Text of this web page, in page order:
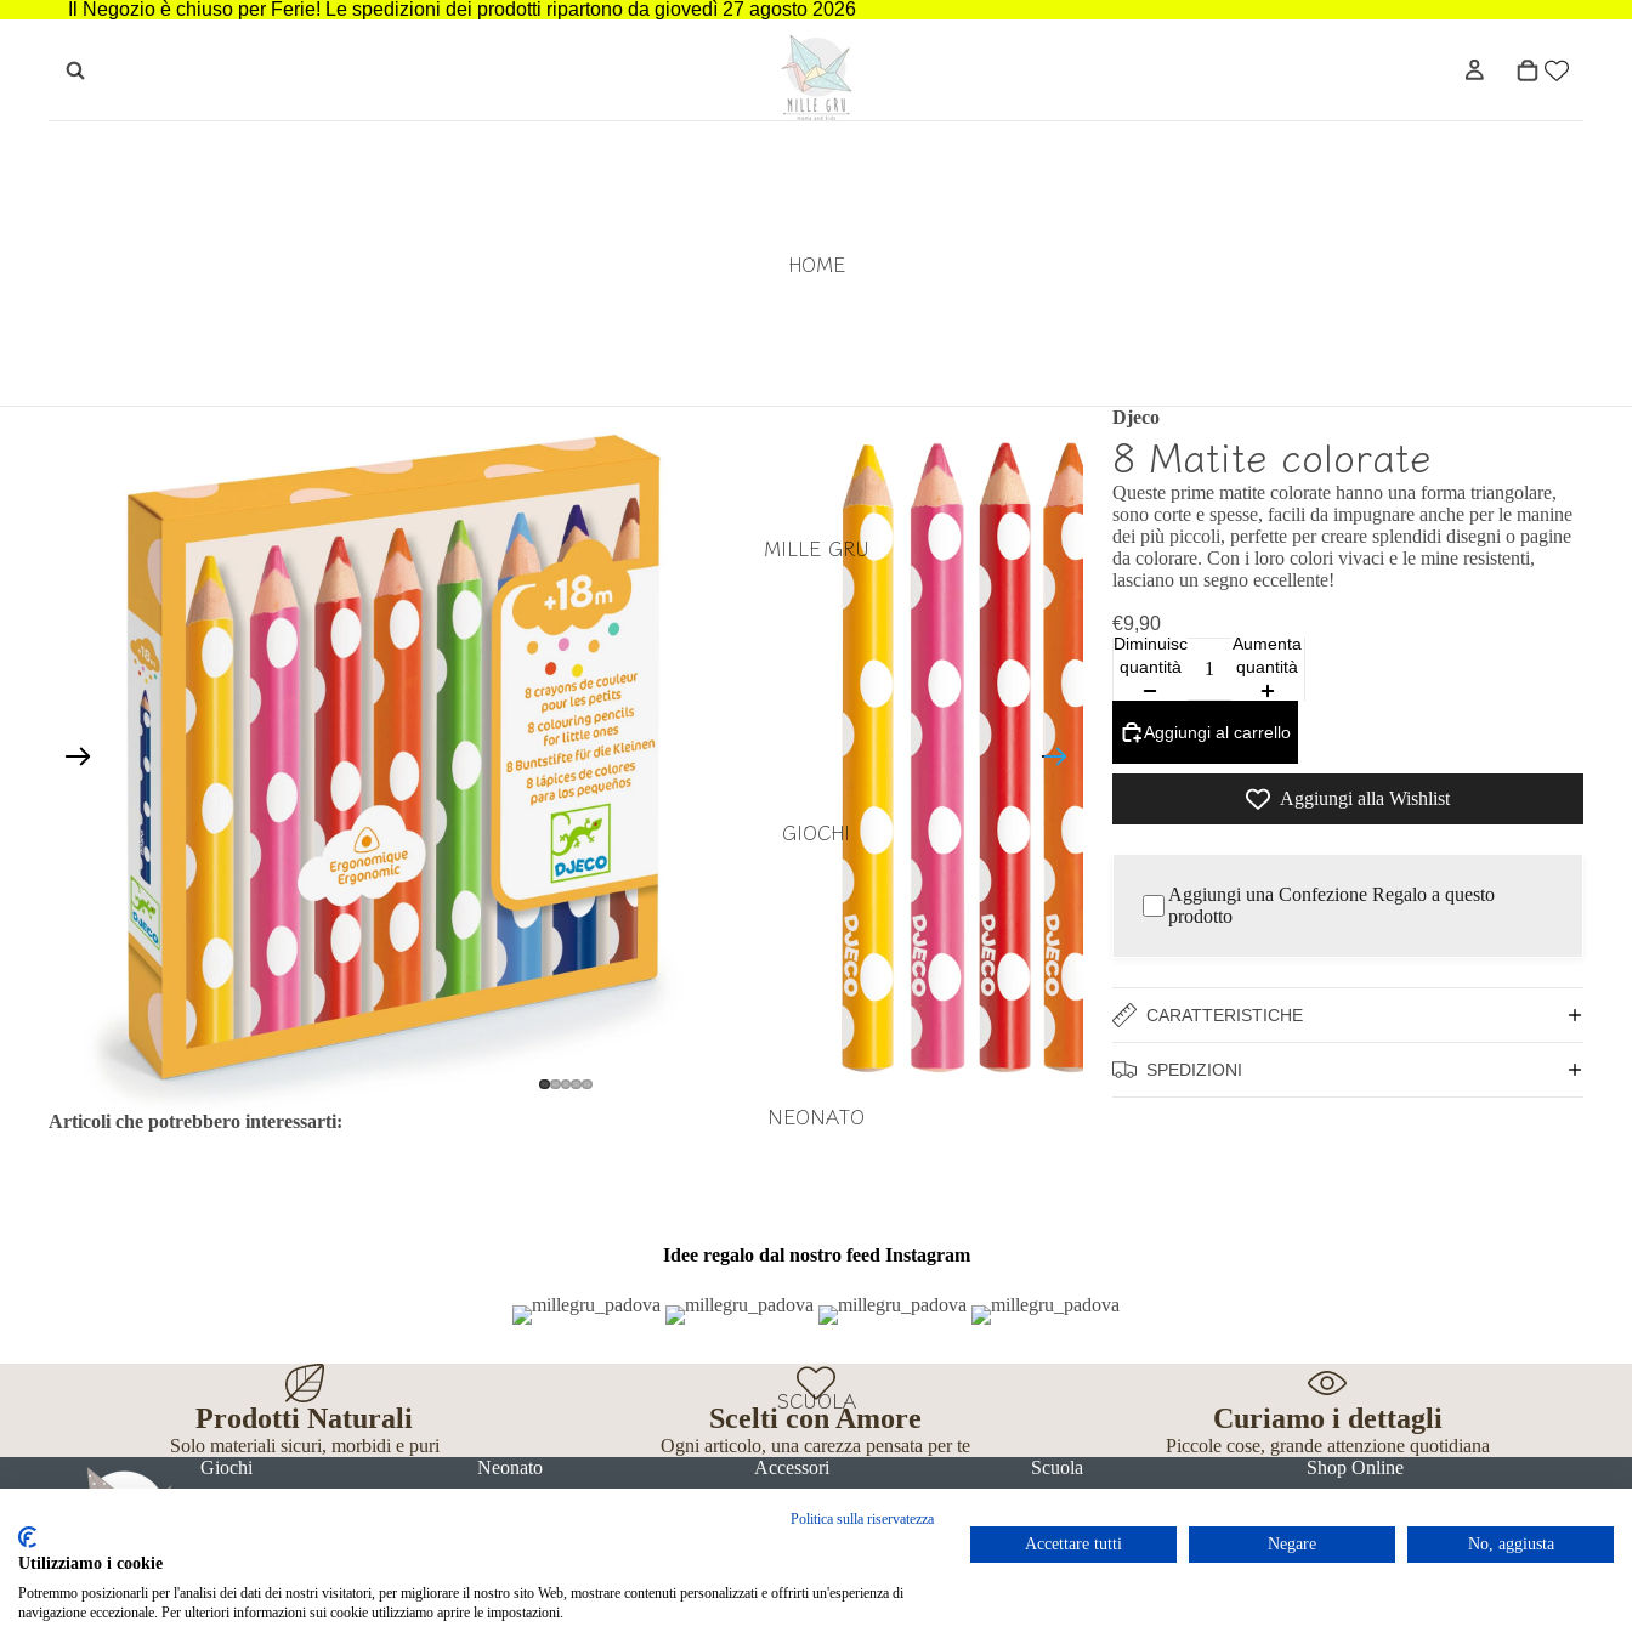
Il Negozio è chiuso per Ferie! Le spedizioni dei prodotti ripartono da giovedì 27 agosto 2026
HOME
MILLE GRU
GIOCHI
NEONATO
SCUOLA
Djeco
8 Matite colorate
Queste prime matite colorate hanno una forma triangolare,
sono corte e spesse, facili da impugnare anche per le manine
dei più piccoli, perfette per creare splendidi disegni o pagine
da colorare. Con i loro colori vivaci e le mine resistenti,
lasciano un segno eccellente!
€9,90
Diminuisci
quantità
Aumenta
quantità
Aggiungi al carrello
Aggiungi alla Wishlist
Aggiungi una Confezione Regalo a questo
prodotto
CARATTERISTICHE
SPEDIZIONI
Articoli che potrebbero interessarti:
Idee regalo dal nostro feed Instagram
Prodotti Naturali
Solo materiali sicuri, morbidi e puri
Scelti con Amore
Ogni articolo, una carezza pensata per te
Curiamo i dettagli
Piccole cose, grande attenzione quotidiana
Giochi
Neonato Accessori Scuola Shop Online
Politica sulla riservatezza
Utilizziamo i cookie
Potremmo posizionarli per l'analisi dei dati dei nostri visitatori, per migliorare il nostro sito Web, mostrare contenuti personalizzati e offrirti un'esperienza di
navigazione eccezionale. Per ulteriori informazioni sui cookie utilizziamo aprire le impostazioni.
Accettare tutti Negare No, aggiusta